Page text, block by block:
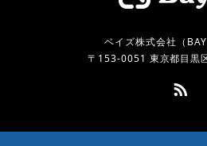
ベイズ株式会社（
〒153-0051 東京都目黒